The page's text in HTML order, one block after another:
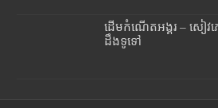
ដើមកំណើតអង្គរ – សៀវ
ដឹងទូទៅ